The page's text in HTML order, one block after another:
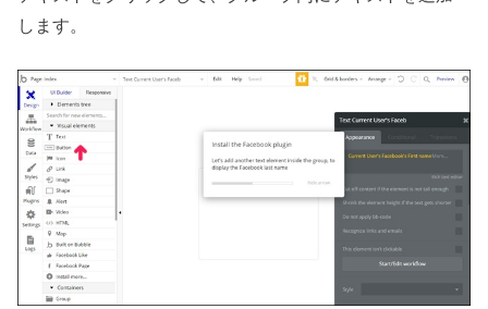
します。